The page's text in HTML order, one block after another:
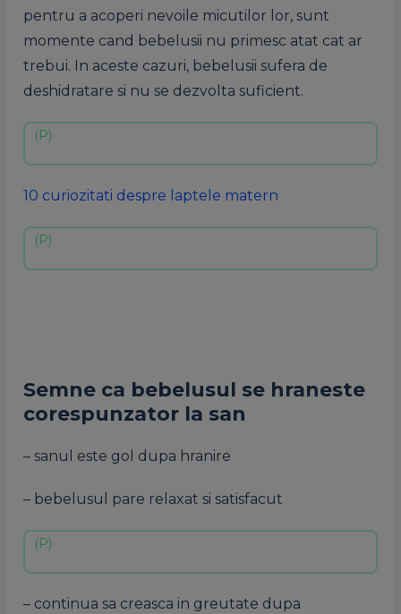
pentru a acoperi nevoile micutilor lor, sunt
momente cand bebelusii nu primesc atat cat ar
trebui. In aceste cazuri, bebelusii sufera de
deshidratare si nu se dezvolta suficient.
10 curiozitati despre laptele matern
Semne ca bebelusul se hraneste
corespunzator la san
– sanul este gol dupa hranire
– bebelusul pare relaxat si satisfacut
– continua sa creasca in greutate dupa